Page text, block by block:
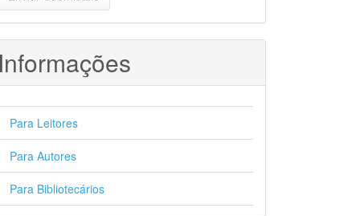
Para Leitores
Para Autores
Para Bibliotecários